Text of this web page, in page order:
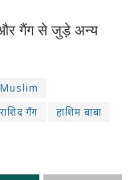
और गैंग से जुड़े अन्य
Muslim
राशिद गैंग हाशिम बाबा